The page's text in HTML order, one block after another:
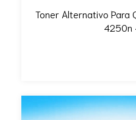
Toner Alternativo
4250n